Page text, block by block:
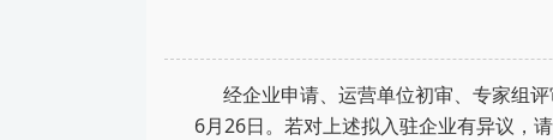
经企业申请、运营单位初审、专家组评
6月26日。若对上述拟入驻企业有异议，